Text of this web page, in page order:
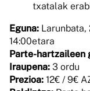
txatalak
Eguna: Larunbata,
14:00etara
Parte-hartzaileen
Iraupena: 3 ordu
Prezioa: 12€ / 9€